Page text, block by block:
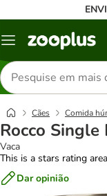
Menu
Pesquisar
produtos
Cães Comida
Rocco
Vaca
This is a stars rating
Dar opinião